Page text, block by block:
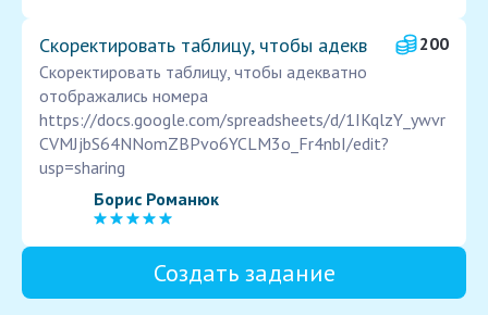
Скоректировать таблицу, чтобы адекв
200
Скоректировать таблицу, чтобы адекватно
отображались номера
https://docs.google.com/spreadsheets/d/1IKqlzY_ywvr
CVMJjbS64NNomZBPvo6YCLM3o_Fr4nbI/edit?
usp=sharing
Борис Романюк
Создать задание